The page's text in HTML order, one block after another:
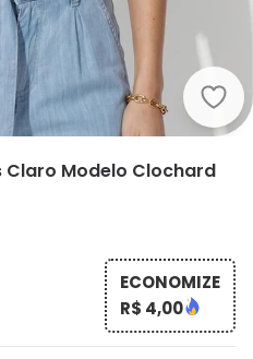
Claro Modelo Clochard
ECONOMIZE
R$ 4,00